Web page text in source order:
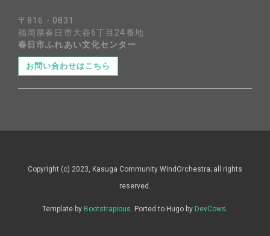
〒816 - 0831
福岡県春日市大谷6丁目24番地
春日市ふれあい文化センター
お問い合わせはこちら
Copyright (c) 2023, Kasuga Community WindOrchestra; all rights
reserved.
Template by Bootstrapious . Ported to Hugo by DevCows